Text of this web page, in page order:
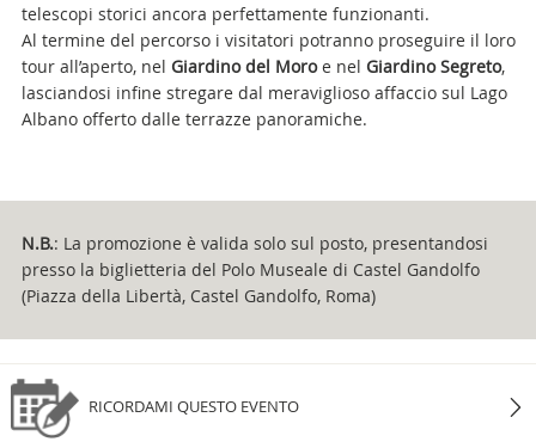
telescopi storici ancora perfettamente funzionanti.
Al termine del percorso i visitatori potranno proseguire il loro
tour all’aperto, nel Giardino del Moroe nel Giardino Segreto,
lasciandosi infine stregare dal meraviglioso affaccio sul Lago
Albano offerto dalle terrazze panoramiche.
N.B.: La promozione è valida solo sul posto, presentandosi
presso la biglietteria del Polo Museale di Castel Gandolfo
(Piazza della Libertà, Castel Gandolfo, Roma)
RICORDAMI QUESTO EVENTO